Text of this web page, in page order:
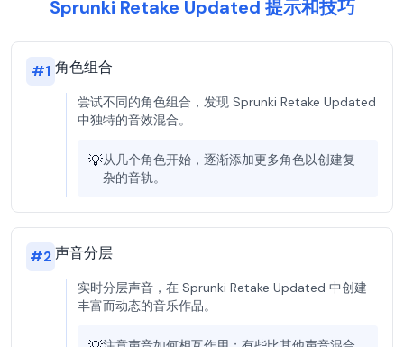
Sprunki Retake Updated 提示和技巧
#1 角色组合
尝试不同的角色组合，发现 Sprunki Retake Updated
中独特的音效混合。
💡从几个角色开始，逐渐添加更多角色以创建复
杂的音轨。
#2声音分层
实时分层声音，在 Sprunki Retake Updated 中创建
丰富而动态的音乐作品。